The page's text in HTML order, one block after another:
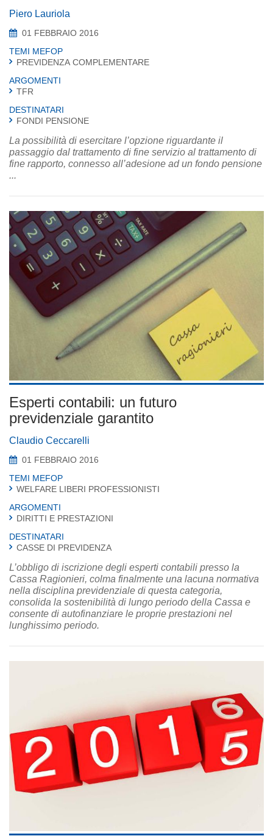
Piero Lauriola
01 FEBBRAIO 2016
TEMI MEFOP
PREVIDENZA COMPLEMENTARE
ARGOMENTI
TFR
DESTINATARI
FONDI PENSIONE
La possibilità di esercitare l’opzione riguardante il
passaggio dal trattamento di fine servizio al trattamento di
fine rapporto, connesso all’adesione ad un fondo pensione
...
Esperti contabili: un futuro
previdenziale garantito
Claudio Ceccarelli
01 FEBBRAIO 2016
TEMI MEFOP
WELFARE LIBERI PROFESSIONISTI
ARGOMENTI
DIRITTI E PRESTAZIONI
DESTINATARI
CASSE DI PREVIDENZA
L’obbligo di iscrizione degli esperti contabili presso la
Cassa Ragionieri, colma finalmente una lacuna normativa
nella disciplina previdenziale di questa categoria,
consolida la sostenibilità di lungo periodo della Cassa e
consente di autofinanziare le proprie prestazioni nel
lunghissimo periodo.